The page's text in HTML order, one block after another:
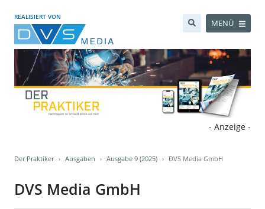
REALISIERT VON
MENÜ
- Anzeige -
Der Praktiker Ausgaben Ausgabe 9 (2025) DVS Media GmbH
DVS Media GmbH